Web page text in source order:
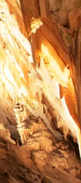
incontra l’arte
di famiglia